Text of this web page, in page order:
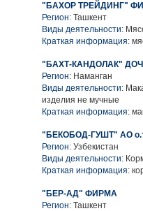
"БАХОР ТРЕЙДИНГ"
Регион: Ташкент
Виды деятельности:
Краткая информация:
"БАХТ-КАНДОЛАК"
Регион: Наманган
Виды деятельности:
изделия не мучные
Краткая информация:
"БЕКОБОД-ГУШТ" АО
Регион: Узбекистан
Виды деятельности:
Краткая информация:
"БЕР-АД" ФИРМА
Регион: Ташкент